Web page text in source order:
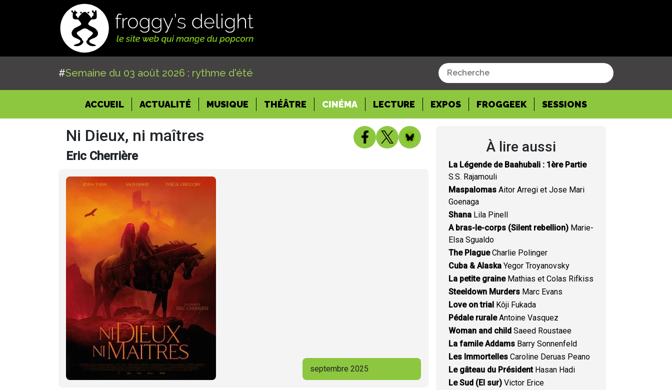
#Semaine du 03 août 2026 : rythme d'été
ACCUEIL(CURRENT)
ACTUALITÉ MUSIQUE THÉÂTRE CINÉMA LECTURE EXPOS FROGGEEK SESSIONS
Ni Dieux, ni maîtres
Eric Cherrière
septembre 2025
À lire aussi
La Légende de Baahubali : 1ère Partie
S.S. Rajamouli
Maspalomas Aitor Arregi et Jose Mari
Goenaga
Shana Lila Pinell
A bras-le-corps (Silent rebellion) Marie-
Elsa Sgualdo
The PlagueCharlie Polinger
Cuba & Alaska Yegor Troyanovsky
La petite graineMathias et Colas Rifkiss
Steeldown Murders Marc Evans
Love on trial Kôji Fukada
Pédale ruraleAntoine Vasquez
Woman and child Saeed Roustaee
La famile Addams Barry Sonnenfeld
Les Immortelles Caroline Deruas Peano
Le gâteau du PrésidentHasan Hadi
Le Sud (El sur) Victor Erice